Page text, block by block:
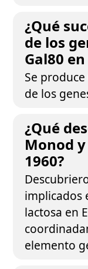
¿Qué
de los
Gal80
Se
de los
¿Qué
Monod
1960?
implicados
lactosa en
elemento